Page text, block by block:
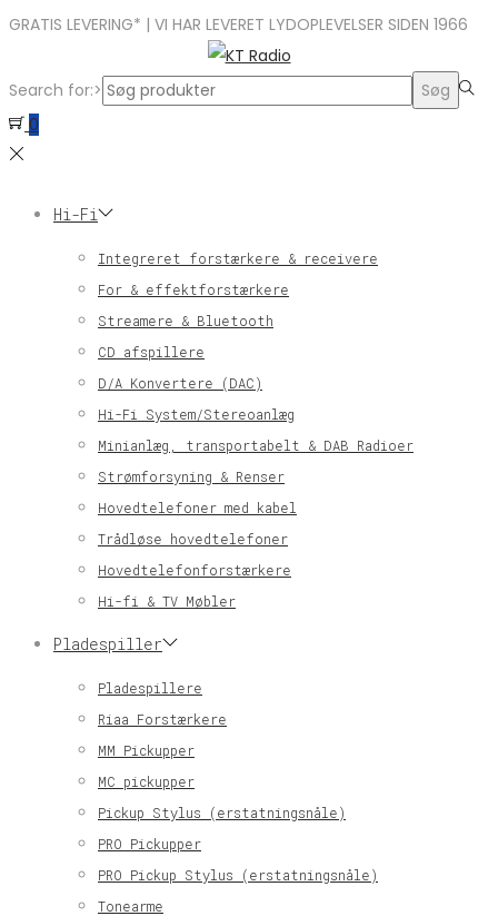
GRATIS LEVERING* | VI HAR LEVERET LYDOPLEVELSER SIDEN 1966
Search for:>
Søg
0
Hi-Fi
Integreret forstærkere & receivere
For & effektforstærkere
Streamere & Bluetooth
CD afspillere
D/A Konvertere (DAC)
Hi-Fi System/Stereoanlæg
Minianlæg, transportabelt & DAB Radioer
Strømforsyning & Renser
Hovedtelefoner med kabel
Trådløse hovedtelefoner
Hovedtelefonforstærkere
Hi-fi & TV Møbler
Pladespiller
Pladespillere
Riaa Forstærkere
MM Pickupper
MC pickupper
Pickup Stylus (erstatningsnåle)
PRO Pickupper
PRO Pickup Stylus (erstatningsnåle)
Tonearme